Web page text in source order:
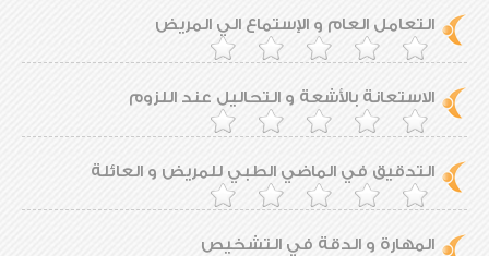
التعامل العام و الإستماع الي المريض
الاستعانة بالأشعة و التحاليل عند اللزوم
التدقيق في الماضي الطبي للمريض و العائلة
المهارة و الدقة في التشخيص